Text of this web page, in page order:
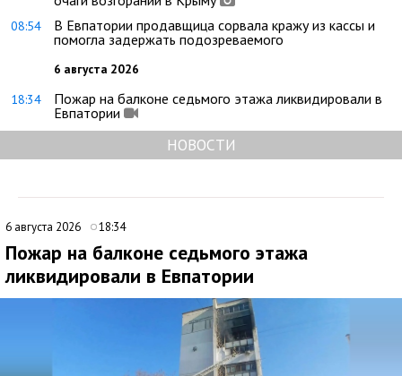
08:54
В Евпатории продавщица сорвала кражу из кассы и
помогла задержать подозреваемого
6 августа 2026
18:34
Пожар на балконе седьмого этажа ликвидировали в
Евпатории
НОВОСТИ
6 августа 2026 18:34
Пожар на балконе седьмого этажа
ликвидировали в Евпатории